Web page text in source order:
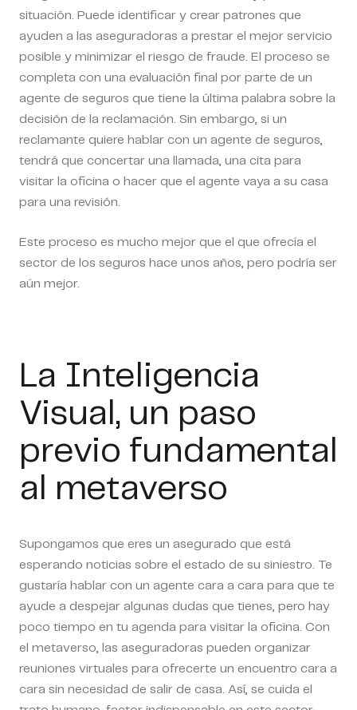
situación. Puede identificar y crear patrones que
ayuden a las aseguradoras a prestar el mejor servicio
posible y minimizar el riesgo de fraude. El proceso se
completa con una evaluación final por parte de un
agente de seguros que tiene la última palabra sobre la
decisión de la reclamación. Sin embargo, si un
reclamante quiere hablar con un agente de seguros,
tendrá que concertar una llamada, una cita para
visitar la oficina o hacer que el agente vaya a su casa
para una revisión.
Este proceso es mucho mejor que el que ofrecía el
sector de los seguros hace unos años, pero podría ser
aún mejor.
La Inteligencia
Visual, un paso
previo fundamental
al metaverso
Supongamos que eres un asegurado que está
esperando noticias sobre el estado de su siniestro. Te
gustaría hablar con un agente cara a cara para que te
ayude a despejar algunas dudas que tienes, pero hay
poco tiempo en tu agenda para visitar la oficina. Con
el metaverso, las aseguradoras pueden organizar
reuniones virtuales para ofrecerte un encuentro cara a
cara sin necesidad de salir de casa. Así, se cuida el